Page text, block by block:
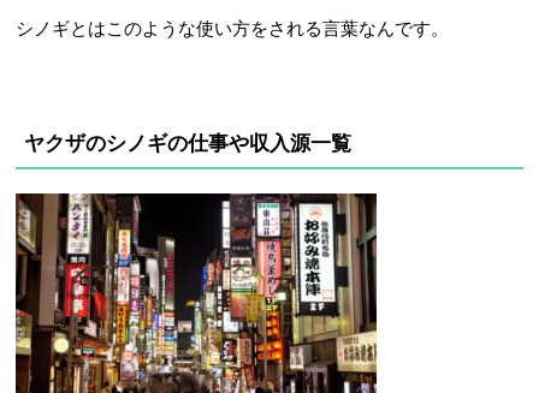
シノギとはこのような使い方をされる言葉なんです。
ヤクザのシノギの仕事や収入源一覧